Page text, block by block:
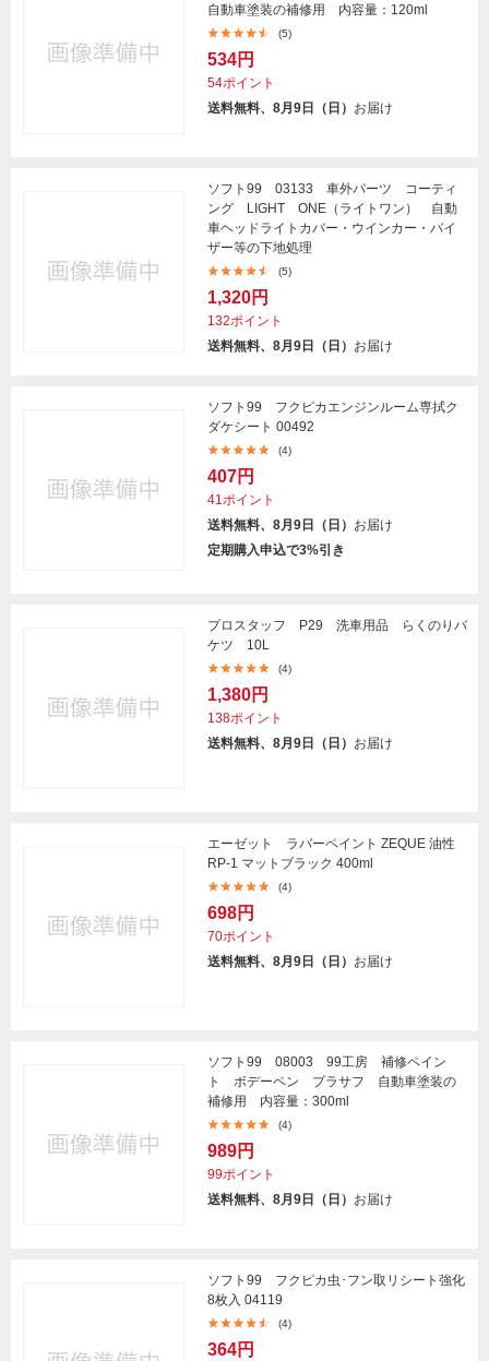
自動車塗装の補修用 内容量：120ml
(5)
534円
54ポイント
送料無料、8月9日（日） お届け
ソフト99 03133 車外パーツ コーティ
ング LIGHT ONE（ライトワン） 自動
車ヘッドライトカバー・ウインカー・バイ
ザー等の下地処理
(5)
1,320円
132ポイント
送料無料、8月9日（日） お届け
ソフト99 フクピカエンジンルーム専拭ク
ダケシート 00492
(4)
407円
41ポイント
送料無料、8月9日（日） お届け
定期購入申込で3%引き
プロスタッフ P29 洗車用品 らくのりバ
ケツ 10L
(4)
1,380円
138ポイント
送料無料、8月9日（日） お届け
エーゼット ラバーペイント ZEQUE 油性
RP-1 マットブラック 400ml
(4)
698円
70ポイント
送料無料、8月9日（日） お届け
ソフト99 08003 99工房 補修ペイン
ト ボデーペン プラサフ 自動車塗装の
補修用 内容量：300ml
(4)
989円
99ポイント
送料無料、8月9日（日） お届け
ソフト99 フクピカ虫･フン取リシート強化
8枚入 04119
(4)
364円